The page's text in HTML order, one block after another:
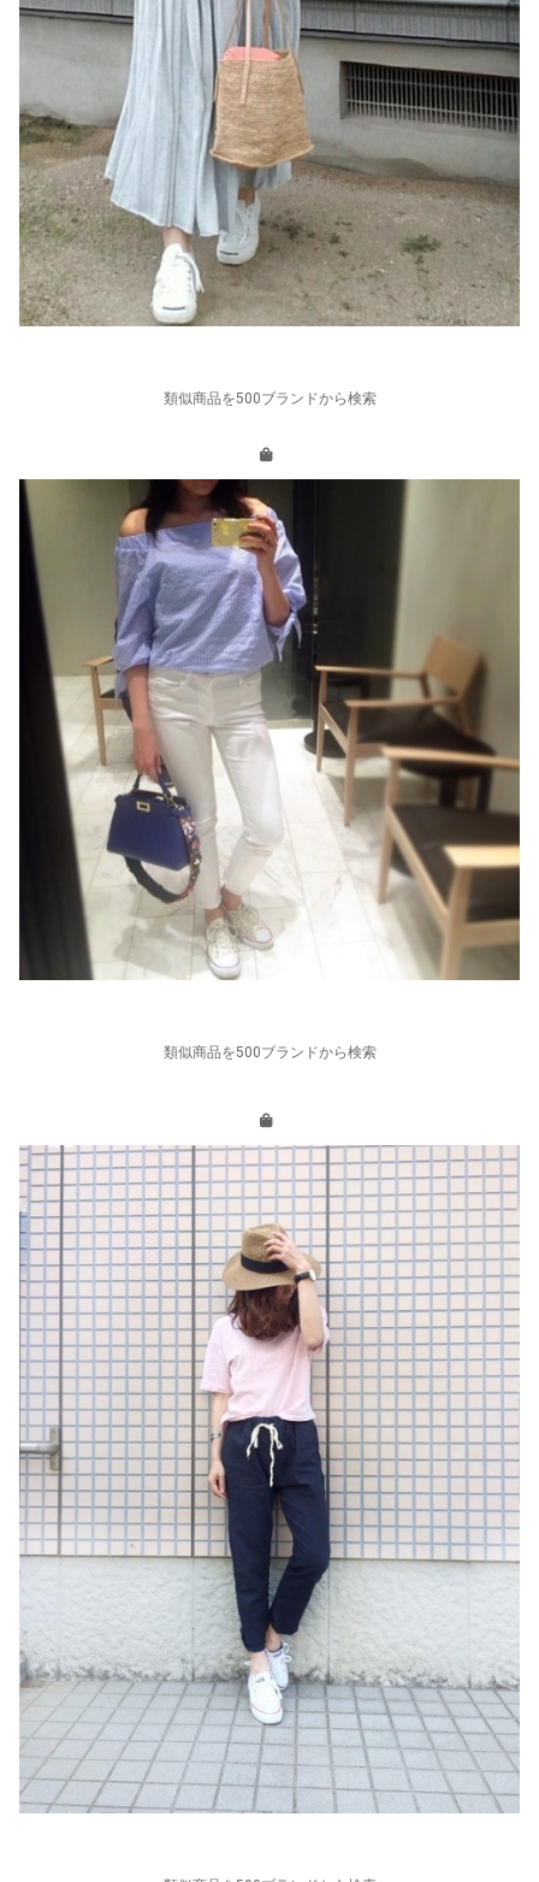
類似商品を500ブランドから検索
類似商品を500ブランドから検索